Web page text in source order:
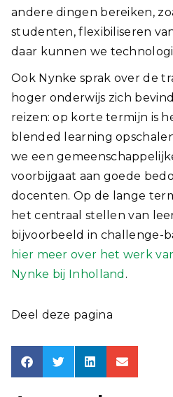
andere dingen bereiken,
studenten, flexibiliseren
daar kunnen we
Ook Nynke sprak over de
hoger onderwijs zich
reizen: op korte termijn is
blended learning
we een
voorbijgaat aan goede
docenten. Op de lange
het centraal stellen van
bijvoorbeeld in challenge-
hier meer over het werk
Nynke bij Inholland .
Deel deze pagina